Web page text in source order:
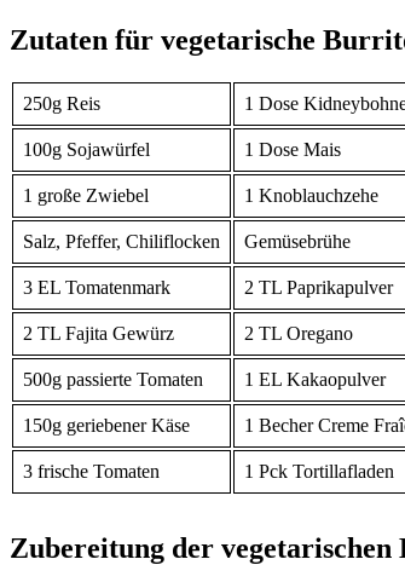
Zutaten für vegetarische
250g Reis 1 Dose
100g Sojawürfel 1 Dose Mais
1 große Zwiebel 1 Knoblauchzehe
Salz, Pfeffer, Chiliflocken Gemüsebrühe
3 EL Tomatenmark 2 TL Paprikapulver
2 TL Fajita Gewürz 2 TL Oregano
500g passierte Tomaten 1 EL Kakaopulver
150g geriebener Käse 1 Becher Creme
3 frische Tomaten 1 Pck Tortillafladen
Zubereitung der